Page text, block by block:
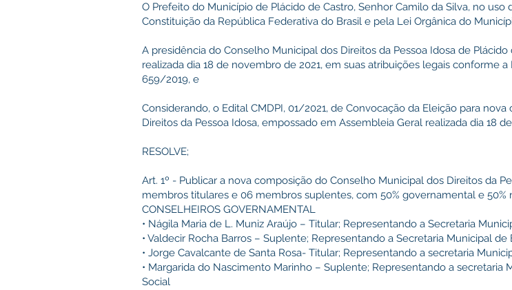
O Prefeito do Município de Plácido de Castro, Senhor Camilo da Silva, no
Constituição da República Federativa do Brasil e pela Lei Orgânica do
A presidência do Conselho Municipal dos Direitos da Pessoa Idosa de
realizada dia 18 de novembro de 2021, em suas atribuições legais conforme
659/2019, e
Considerando, o Edital CMDPI, 01/2021, de Convocação da Eleição para
Direitos da Pessoa Idosa, empossado em Assembleia Geral realizada dia 18
RESOLVE;
Art. 1º - Publicar a nova composição do Conselho Municipal dos Direitos da
membros titulares e 06 membros suplentes, com 50% governamental e 50%
CONSELHEIROS GOVERNAMENTAL
• Nágila Maria de L. Muniz Araújo – Titular; Representando a Secretaria
• Valdecir Rocha Barros – Suplente; Representando a Secretaria Municipal de
• Jorge Cavalcante de Santa Rosa- Titular; Representando a secretaria
• Margarida do Nascimento Marinho – Suplente; Representando a secretaria
Social